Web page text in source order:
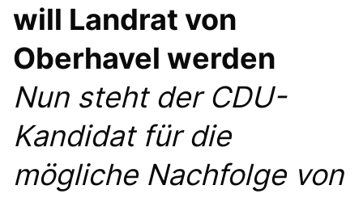
VEREINIGUNGEN
Kreistagsfraktion
Leitprogramm der CDU Oberhavel
Mitmachen
will Landrat von
Oberhavel werden
Nun steht der CDU-
Kandidat für die
mögliche Nachfolge von